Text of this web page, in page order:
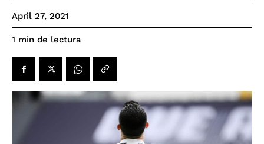
April 27, 2021
1 min de lectura